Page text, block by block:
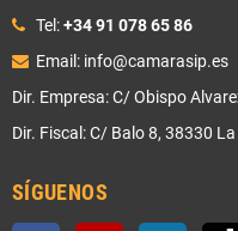
Tel:+34 91 078 65 86
Email: info@camarasip.es
Dir. Empresa: C/ Obispo
Dir. Fiscal: C/ Balo 8, 38330
SÍGUENOS